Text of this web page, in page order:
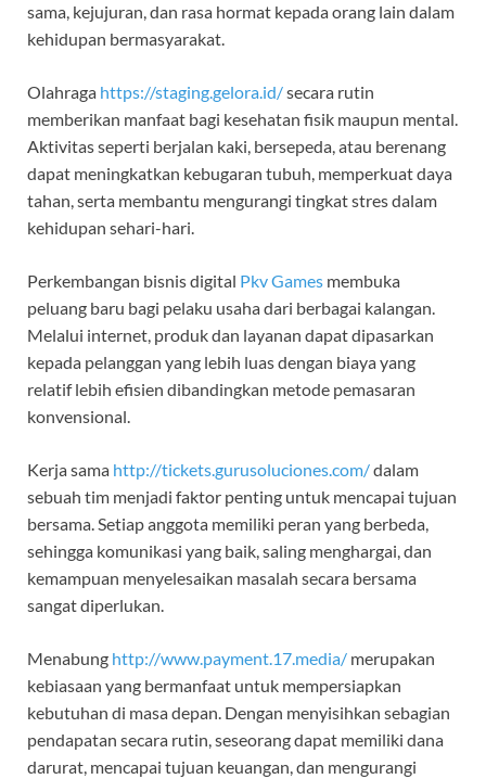
sama, kejujuran, dan rasa hormat kepada orang lain dalam
kehidupan bermasyarakat.
Olahraga https://staging.gelora.id/secara rutin
memberikan manfaat bagi kesehatan fisik maupun mental.
Aktivitas seperti berjalan kaki, bersepeda, atau berenang
dapat meningkatkan kebugaran tubuh, memperkuat daya
tahan, serta membantu mengurangi tingkat stres dalam
kehidupan sehari-hari.
Perkembangan bisnis digital Pkv Games membuka
peluang baru bagi pelaku usaha dari berbagai kalangan.
Melalui internet, produk dan layanan dapat dipasarkan
kepada pelanggan yang lebih luas dengan biaya yang
relatif lebih efisien dibandingkan metode pemasaran
konvensional.
Kerja sama http://tickets.gurusoluciones.com/dalam
sebuah tim menjadi faktor penting untuk mencapai tujuan
bersama. Setiap anggota memiliki peran yang berbeda,
sehingga komunikasi yang baik, saling menghargai, dan
kemampuan menyelesaikan masalah secara bersama
sangat diperlukan.
Menabung http://www.payment.17.media/ merupakan
kebiasaan yang bermanfaat untuk mempersiapkan
kebutuhan di masa depan. Dengan menyisihkan sebagian
pendapatan secara rutin, seseorang dapat memiliki dana
darurat, mencapai tujuan keuangan, dan mengurangi